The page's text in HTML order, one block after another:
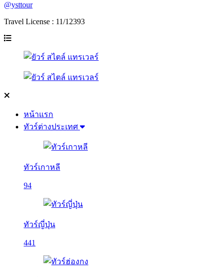
@ysttour
Travel License : 11/12393
หน้าแรก
ทัวร์ต่างประเทศ
ทัวร์เกาหลี
94
ทัวร์ญี่ปุ่น
441